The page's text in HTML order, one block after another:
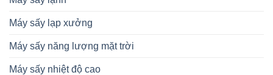
Máy sấy lạp xưởng
Máy sấy năng lượng mặt trời
Máy sấy nhiệt độ cao